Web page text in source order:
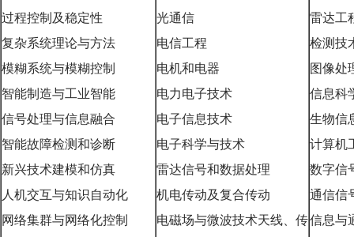
过程控制及稳定性
复杂系统理论与方法
模糊系统与模糊控制
智能制造与工业智能
信号处理与信息融合
智能故障检测和诊断
新兴技术建模和仿真
人机交互与知识自动化
网络集群与网络化控制
光通信
电信工程
电机和电器
电力电子技术
电子信息技术
电子科学与技术
雷达信号和数据处理
机电传动及复合传动
电磁场与微波技术天线、传
雷达工
检测技
图像处
信息科
生物信
计算机
数字信
通信信
信息与